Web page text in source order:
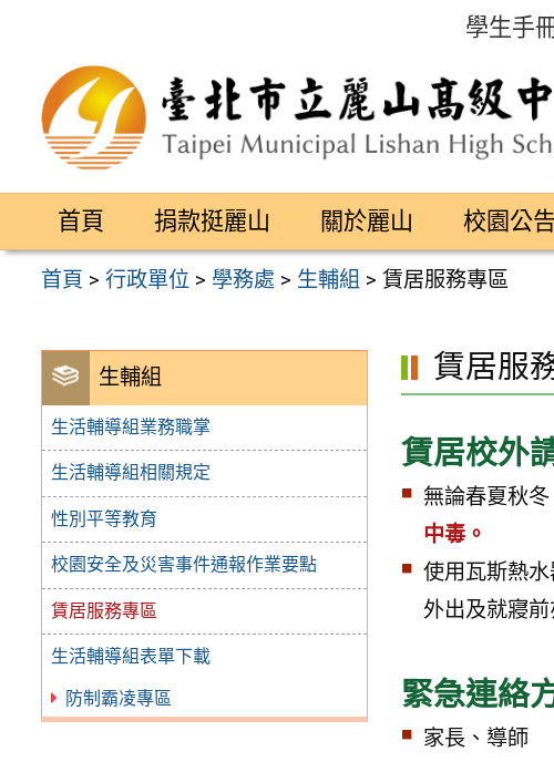
區
學生手
首頁 捐款挺麗山 關於麗山 校園公告
首頁 >行政單位 > 學務處 > 生輔組 >賃居服務專區
生輔組
生活輔導組業務職掌
生活輔導組相關規定
性別平等教育
校園安全及災害事件通報作業要點
賃居服務專區
生活輔導組表單下載
防制霸凌專區
賃居服
賃居校外
無論春夏秋
中毒。
使用瓦斯熱
外出及就寢
緊急連絡
家長、導師